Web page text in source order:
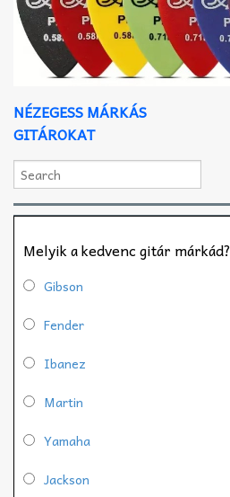
NÉZEGESS MÁRKÁS
GITÁROKAT
Melyik a kedvenc gitár márkád?
Gibson
Fender
Ibanez
Martin
Yamaha
Jackson